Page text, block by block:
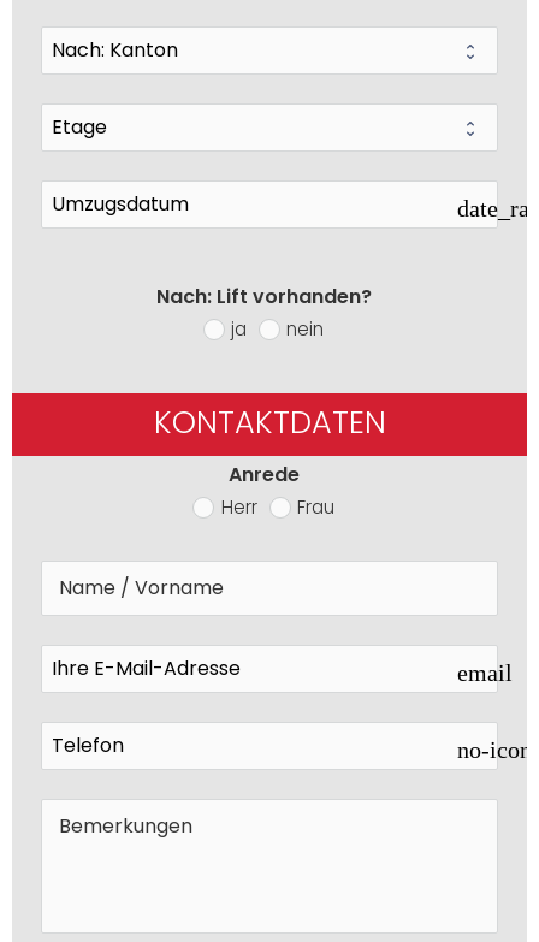
Nach: Lift vorhanden?
ja nein
KONTAKTDATEN
Anrede
Herr Frau
email
no-icon